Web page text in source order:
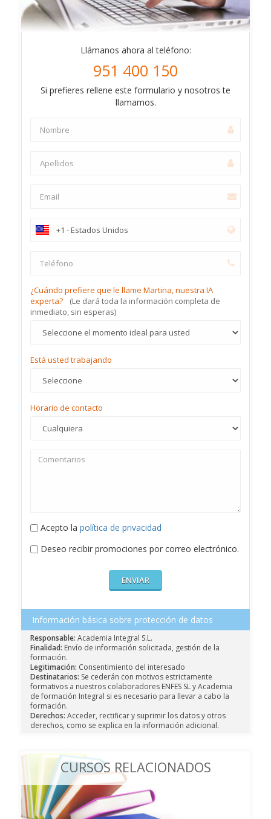
Llámanos ahora al teléfono:
951 400 150
Si prefieres rellene este formulario y nosotros te
llamamos.
¿Cuándo prefiere que le llame Martina, nuestra IA
experta?
(Le dará toda la información completa de
inmediato, sin esperas)
Está usted trabajando
Horario de contacto
Acepto la política de privacidad
Deseo recibir promociones por correo electrónico.
Información básica sobre protección de datos
Responsable: Academia Integral S.L.
Finalidad: Envío de información solicitada, gestión de la
formación.
Legitimación: Consentimiento del interesado
Destinatarios: Se cederán con motivos estrictamente
formativos a nuestros colaboradores ENFES SL y Academia
de formación Integral si es necesario para llevar a cabo la
formación.
Derechos: Acceder, rectificar y suprimir los datos y otros
derechos, como se explica en la información adicional.
CURSOS RELACIONADOS